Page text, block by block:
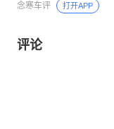
念寒车评 打开APP
评论